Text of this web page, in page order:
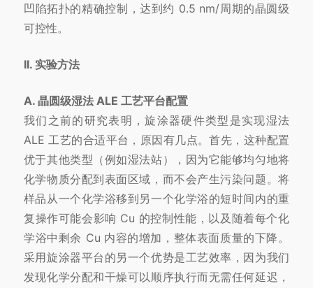
凹陷拓扑的精确控制，达到约 0.5 nm/周期的晶圆级
可控性。
II. 实验方法
A. 晶圆级湿法 ALE 工艺平台配置
我们之前的研究表明，旋涂器硬件类型是实现湿法
ALE 工艺的合适平台，原因有几点。首先，这种配置
优于其他类型（例如湿法站），因为它能够均匀地将
化学物质分配到表面区域，而不会产生污染问题。将
样品从一个化学浴移到另一个化学浴的短时间内的重
复操作可能会影响 Cu 的控制性能，以及随着每个化
学浴中剩余 Cu 内容的增加，整体表面质量的下降。
采用旋涂器平台的另一个优势是工艺效率，因为我们
发现化学分配和干燥可以顺序执行而无需任何延迟，